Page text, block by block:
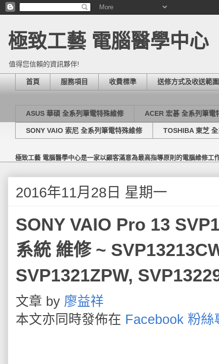
極致工藝 電腦醫學中心
值得您信賴的資訊夥伴!
首頁 服務項目 收費標準 送修方式及收送範圍
ASUS 華碩 全系列筆電特殊維修 ACER 宏碁 全系列筆電
SONY VAIO 索尼 全系列筆電特殊維修 TOSHIBA 東芝
極致工藝 電腦醫學中心是一家以顧客滿意為最高指導原則的電腦維修
2016年11月28日 星期一
SONY VAIO Pro 13
系統 維修 ~
SVP1321ZPW,
文章 by 廖益祥
本文亦同時發佈在 Facebook 粉絲